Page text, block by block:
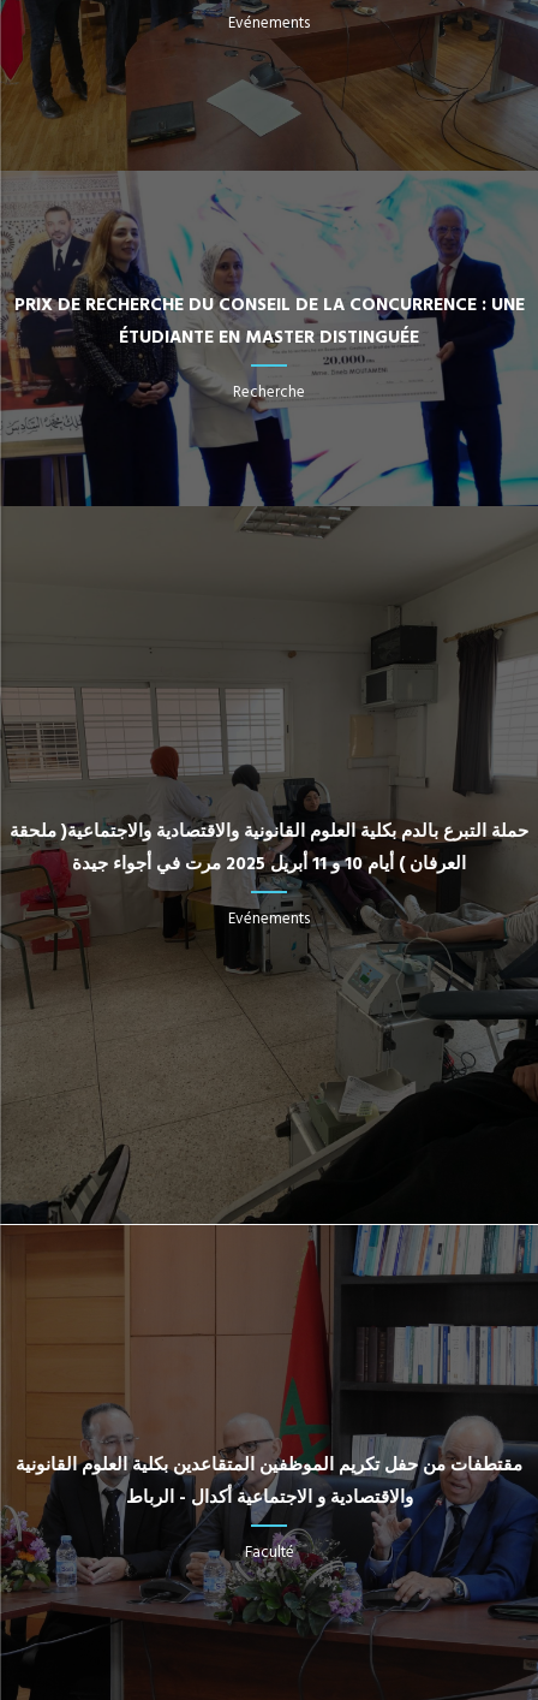
Evénements
PRIX DE RECHERCHE DU CONSEIL DE LA CONCURRENCE : UNE
ÉTUDIANTE EN MASTER DISTINGUÉE
Recherche
حملة التبرع بالدم بكلية العلوم القانونية والاقتصادية والاجتماعية( ملحقة
العرفان ) أيام 10 و 11 أبريل 2025 مرت في أجواء جيدة
Evénements
مقتطفات من حفل تكريم الموظفين المتقاعدين بكلية العلوم القانونية
والاقتصادية و الاجتماعية أكدال - الرباط
Faculté